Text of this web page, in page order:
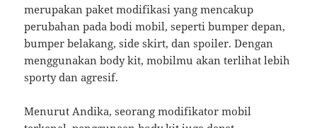
merupakan paket modifikasi yang mencakup
perubahan pada bodi mobil, seperti bumper depan,
bumper belakang, side skirt, dan spoiler. Dengan
menggunakan body kit, mobilmu akan terlihat lebih
sporty dan agresif.
Menurut Andika, seorang modifikator mobil